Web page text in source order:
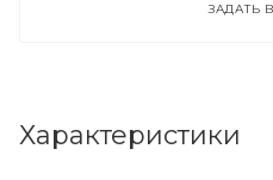
ЗАДАТЬ
Характеристики